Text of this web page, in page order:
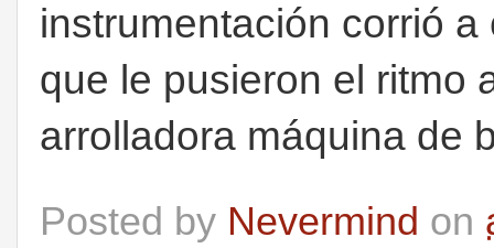
instrumentación corrió
que le pusieron el ritmo
arrolladora máquina de
Posted by Nevermind on